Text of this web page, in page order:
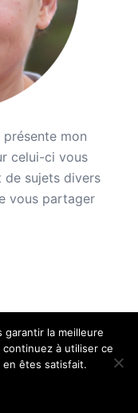
présente mon
celui-ci vous
sujets divers
vous partager
la meilleure
à utiliser ce
êtes satisfait.